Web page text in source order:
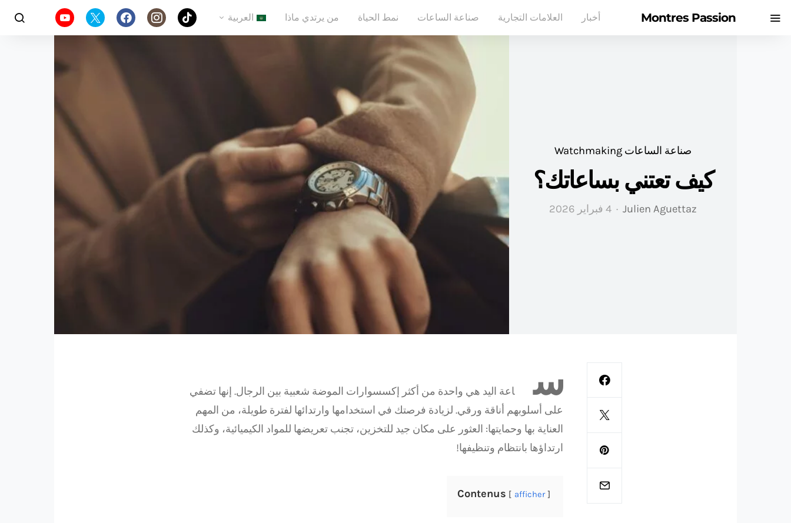
Montres Passion أخبار العلامات التجارية صناعة الساعات نمط الحياة من يرتدي ماذا العربية
صناعة الساعات Watchmaking
كيف تعتني بساعاتك؟
Julien Aguettaz 4 فبراير 2026
س
اعة اليد هي واحدة من أكثر إكسسوارات الموضة شعبية بين الرجال. إنها تضفي
على أسلوبهم أناقة ورقي. لزيادة فرصتك في استخدامها وارتدائها لفترة طويلة، من المهم
العناية بها وحمايتها: العثور على مكان جيد للتخزين، تجنب تعريضها للمواد الكيميائية، وكذلك
ارتداؤها بانتظام وتنظيفها!
Contenus afficher